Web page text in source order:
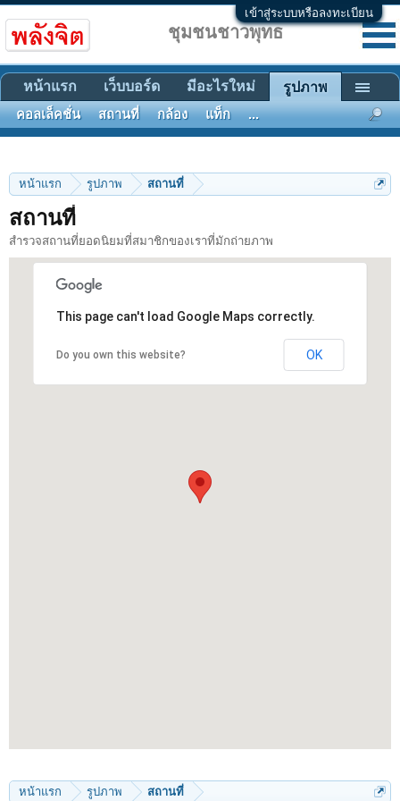
เข้าสู่ระบบหรือลงทะเบียน
หน้าแรก รูปภาพ สถานที่
สถานที่
สำรวจสถานที่ยอดนิยมที่สมาชิกของเราที่มักถ่ายภาพ
2
This page can't load Google Maps correctly.
Do you own this website? OK
หน้าแรก รูปภาพ สถานที่
ชุมชนชาวพุทธ
หน้าแรก เว็บบอร์ด มีอะไรใหม่ รูปภาพ
คอลเล็คชั่น สถานที่ กล้อง แท็ก ...